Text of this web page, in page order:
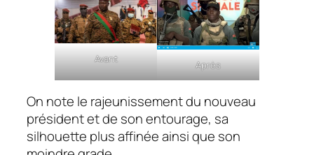
Avant Après
On note le rajeunissement du nouveau
président et de son entourage, sa
silhouette plus affinée ainsi que son